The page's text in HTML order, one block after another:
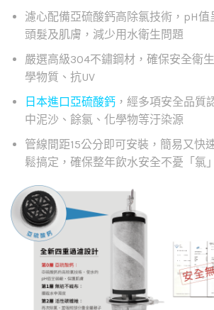
濾心配備亞硫酸鈣高除氯技術，pH值
頭髮及肌膚，減少用水衛生問題
嚴選高級304不鏽鋼材，確保安全衛
學物質、抗UV
日本進口亞硫酸鈣 ，經多項安全品質
中泥沙、餘氯、化學物等汙染源
管線間距15公分即可安裝，簡易又快
鬆搞定，確保整年飲水安全不憂「氯」